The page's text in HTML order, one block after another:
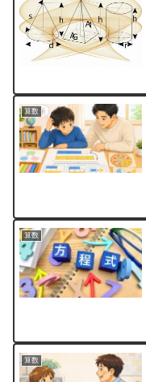
算数
算数
算数